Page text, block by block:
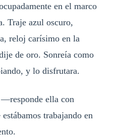
en el marco
Traje azul oscuro,
reloj carísimo en la
de oro. Sonreía como
y lo disfrutara.
ella con
trabajando en